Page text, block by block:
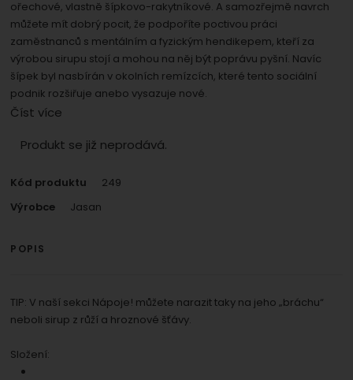
Povoleno
Zobrazit
Tyto cookies nám umožňují měření výkonu našeho webu i
našich reklamních kampaní. Jejich pomocí určujeme
počet návštěv a zdroje návštěv našich internetových
stránek. Data získaná pomocí těchto cookies
schopni identifikovat konkrétní uživatele našeho webu.
Marketingové
Marketingové-abychom vás neobtěžovali
nevhodnou reklamou
Zobrazit
Marketingové cookies používáme my nebo naši partneři,
abychom vám mohli zobrazit vhodné obsahy nebo
ořechové, vlastně šípkovo-rakytníkové. A samozřejmě navrch
můžete mít dobrý pocit, že podpoříte poctivou práci
zaměstnanců s mentálním a fyzickým hendikepem, kteří za
výrobou sirupu stojí a mohou na něj být poprávu pyšní. Navíc
šípek byl nasbírán v okolních remízcích, které tento sociální
podnik rozšiřuje anebo vysazuje nové.
Číst více
Produkt se již neprodává.
Kód produktu
249
Výrobce
Jasan
POPIS
TIP: V naší sekci Nápoje! můžete narazit taky na jeho „bráchu“
neboli sirup z růží a hroznové šťávy.
Složení: